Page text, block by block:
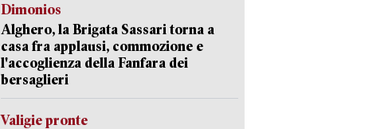
Dimonios
Alghero, la Brigata Sassari torna a
casa fra applausi, commozione e
l'accoglienza della Fanfara dei
bersaglieri
Valigie pronte